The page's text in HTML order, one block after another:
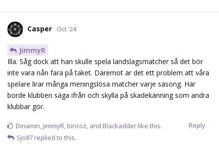
Casper Oct '24
JimmyR
Illa. Såg dock att han skulle spela landslagsmatcher så det bör
inte vara nån fara på taket. Däremot är det ett problem att våra
spelare lirar många meningslösa matcher varje säsong. Här
borde klubben säga ifrån och skylla på skadekänning som andra
klubbar gör.
Reply
Dinamin, JimmyR, bincoz, and Blackadder like this.
Sjo87 replied to this.